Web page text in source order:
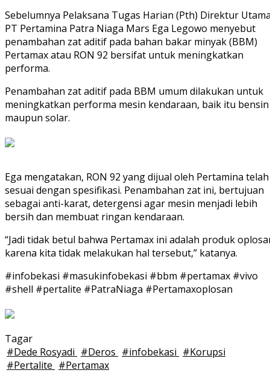
Sebelumnya Pelaksana Tugas Harian (Pth) Direktur
PT Pertamina Patra Niaga Mars Ega Legowo menyebut
penambahan zat aditif pada bahan bakar minyak (BBM)
Pertamax atau RON 92 bersifat untuk meningkatkan
performa.
Penambahan zat aditif pada BBM umum dilakukan untuk
meningkatkan performa mesin kendaraan, baik itu bensin
maupun solar.
Ega mengatakan, RON 92 yang dijual oleh Pertamina telah
sesuai dengan spesifikasi. Penambahan zat ini, bertujuan
sebagai anti-karat, detergensi agar mesin menjadi lebih
bersih dan membuat ringan kendaraan.
“Jadi tidak betul bahwa Pertamax ini adalah produk
karena kita tidak melakukan hal tersebut,” katanya.
#infobekasi #masukinfobekasi #bbm #pertamax #vivo
#shell #pertalite #PatraNiaga #Pertamaxoplosan
Tagar
#Dede Rosyadi #Deros #infobekasi #Korupsi
#Pertalite #Pertamax